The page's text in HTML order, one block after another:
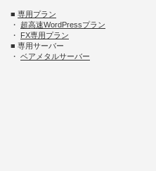
■ 専用プラン
・ 超高速WordPressプラン
・ FX専用プラン
■ 専用サーバー
・ ベアメタルサーバー